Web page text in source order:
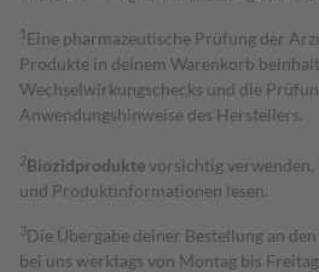
1 Eine pharmazeutische Prüfung der
Produkte in deinem Warenkorb
Wechselwirkungschecks und die
Anwendungshinweise des Herstellers.
2Biozidproduktevorsichtig
und Produktinformationen lesen.
3Die Übergabe deiner Bestellung an
bei uns werktags von Montag bis